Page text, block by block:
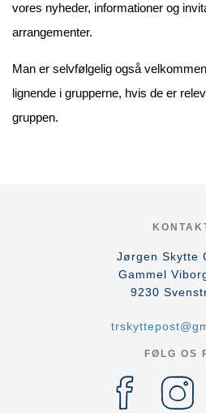
vores nyheder, informationer og
arrangementer.
Man er selvfølgelig også
lignende i grupperne, hvis de er
gruppen.
Jørgen Skytte
Gammel
9230
FØLG OS